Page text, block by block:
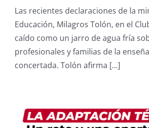
Las recientes declaraciones de la
Educación, Milagros Tolón, en el
caído como un jarro de agua fría
profesionales y familias de la
concertada. Tolón afirma [...]